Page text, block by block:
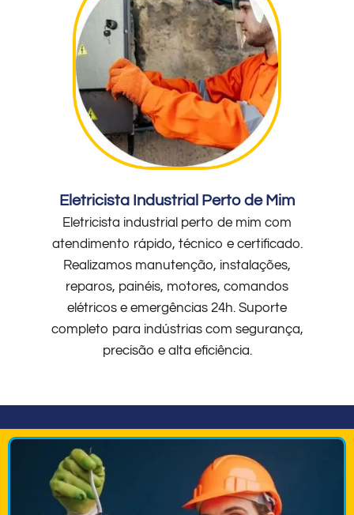
Eletricista Industrial Perto de Mim
Eletricista industrial perto de mim com
atendimento rápido, técnico e certificado.
Realizamos manutenção, instalações,
reparos, painéis, motores, comandos
elétricos e emergências 24h. Suporte
completo para indústrias com segurança,
precisão e alta eficiência.